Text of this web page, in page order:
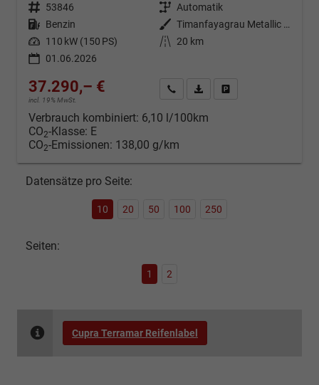
Fahrzeugnr. 53846 Getriebe Automatik
Kraftstoff Benzin Außenfarbe
Timanfayagrau Metallic (N7)
Leistung 110 kW (150 PS) Kilometerstand
20 km
01.06.2026
37.290,– €
incl. 19% MwSt.
Kontakt & Angebot anfordern
PDF-Datei, Fahrzeugexposé
Verbrauch kombiniert: 6,10 l/100km
CO2-Klasse: E
CO2-Emissionen: 138,00 g/km
Datensätze pro Seite:
10 20 50 100 250
Seiten:
1 2
Cupra Terramar Reifenlabel